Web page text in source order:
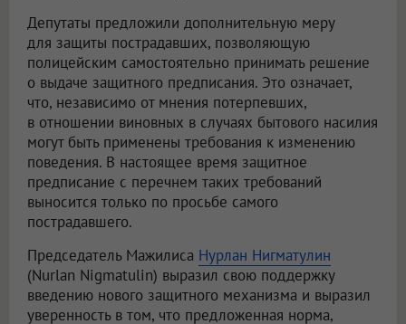
Депутаты предложили дополнительную меру
для защиты пострадавших, позволяющую
полицейским самостоятельно принимать решение
о выдаче защитного предписания. Это означает,
что, независимо от мнения потерпевших,
в отношении виновных в случаях бытового насилия
могут быть применены требования к изменению
поведения. В настоящее время защитное
предписание с перечнем таких требований
выносится только по просьбе самого
пострадавшего.
Председатель Мажилиса Нурлан Нигматулин
(Nurlan Nigmatulin) выразил свою поддержку
введению нового защитного механизма и выразил
уверенность в том, что предложенная норма,